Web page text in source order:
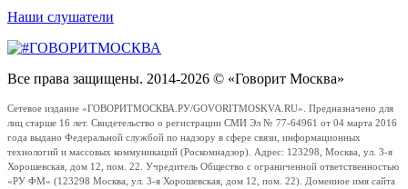
Наши слушатели
Все права защищены. 2014-2026 © «Говорит Москва»
Сетевое издание «ГОВОРИТМОСКВА.РУ/GOVORITMOSKVA.RU». Предназначено для
лиц старше 16 лет. Свидетельство о регистрации СМИ Эл № 77-64961 от 04 марта 2016
года выдано Федеральной службой по надзору в сфере связи, информационных
технологий и массовых коммуникаций (Роскомнадзор). Адрес: 123298, Москва, ул. 3-я
Хорошевская, дом 12, пом. 22. Учредитель Общество с ограниченной ответственностью
«РУ ФМ» (123298 Москва, ул. 3-я Хорошевская, дом 12, пом. 22). Доменное имя сайта